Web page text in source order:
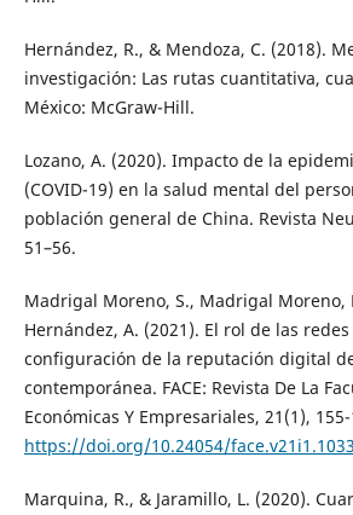
Hernández, R., & Mendoza, C. (2018).
investigación: Las rutas cuantitativa,
México: McGraw-Hill.
Lozano, A. (2020). Impacto de la
(COVID-19) en la salud mental del
población general de China. Revista
51–56.
Madrigal Moreno, S., Madrigal Moreno,
Hernández, A. (2021). El rol de las
configuración de la reputación digital
contemporánea. FACE: Revista De La
Económicas Y Empresariales, 21(1),
https://doi.org/10.24054/face.v21i1.1033
Marquina, R., & Jaramillo, L. (2020).